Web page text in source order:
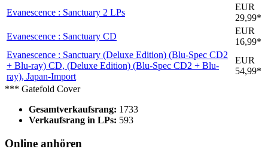
Evanescence : Sanctuary 2 LPs
EUR
29,99*
Evanescence : Sanctuary CD
EUR
16,99*
Evanescence : Sanctuary (Deluxe Edition) (Blu-Spec CD2
+ Blu-ray) CD, (Deluxe Edition) (Blu-Spec CD2 + Blu-
ray), Japan-Import
EUR
54,99*
*** Gatefold Cover
Gesamtverkaufsrang: 1733
Verkaufsrang in LPs: 593
Online anhören